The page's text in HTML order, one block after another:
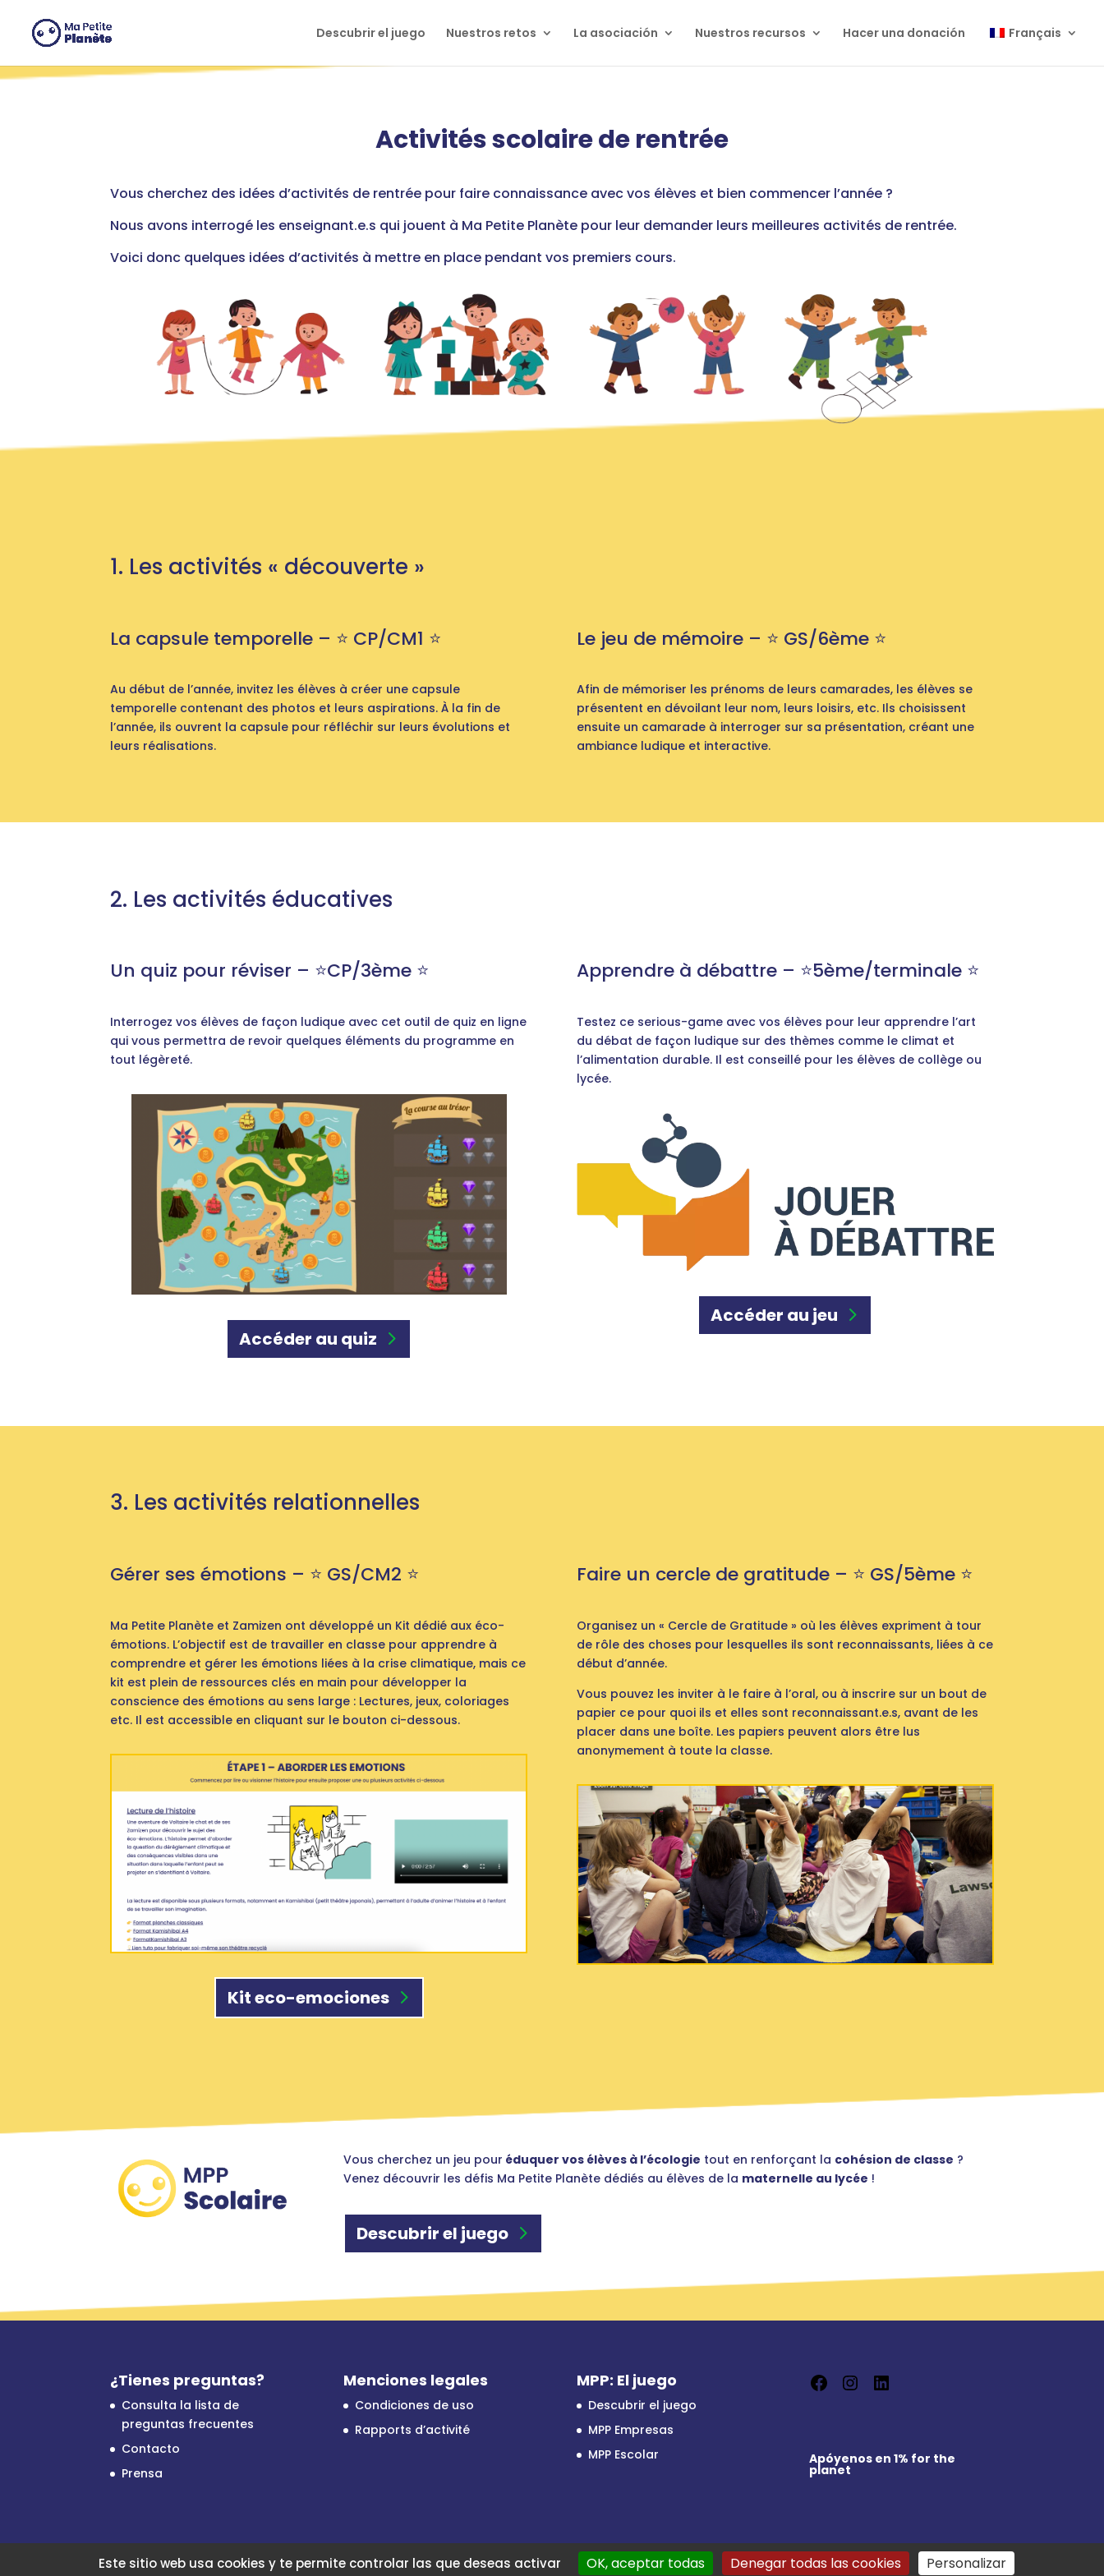
Descubrir el juego Nuestros retos La asociación Nuestros recursos Hacer una donación Français
Activités scolaire de rentrée
Vous cherchez des idées d’activités de rentrée pour faire connaissance avec vos élèves et bien commencer l’année ?
Nous avons interrogé les enseignant.e.s qui jouent à Ma Petite Planète pour leur demander leurs meilleures activités de rentrée.
Voici donc quelques idées d’activités à mettre en place pendant vos premiers cours.
1. Les activités « découverte »
La capsule temporelle – ⭐️ CP/CM1 ⭐️
Au début de l’année, invitez les élèves à créer une capsule
temporelle contenant des photos et leurs aspirations. À la fin de
l’année, ils ouvrent la capsule pour réfléchir sur leurs évolutions et
leurs réalisations.
Le jeu de mémoire – ⭐️ GS/6ème ⭐️
Afin de mémoriser les prénoms de leurs camarades, les élèves se
présentent en dévoilant leur nom, leurs loisirs, etc. Ils choisissent
ensuite un camarade à interroger sur sa présentation, créant une
ambiance ludique et interactive.
2. Les activités éducatives
Un quiz pour réviser – ⭐️CP/3ème ⭐️
Interrogez vos élèves de façon ludique avec cet outil de quiz en ligne
qui vous permettra de revoir quelques éléments du programme en
tout légèreté.
Accéder au quiz
Apprendre à débattre – ⭐️5ème/terminale ⭐️
Testez ce serious-game avec vos élèves pour leur apprendre l’art
du débat de façon ludique sur des thèmes comme le climat et
l’alimentation durable. Il est conseillé pour les élèves de collège ou
lycée.
Accéder au jeu
3. Les activités relationnelles
Gérer ses émotions – ⭐️ GS/CM2 ⭐️
Ma Petite Planète et Zamizen ont développé un Kit dédié aux éco-
émotions. L’objectif est de travailler en classe pour apprendre à
comprendre et gérer les émotions liées à la crise climatique, mais ce
kit est plein de ressources clés en main pour développer la
conscience des émotions au sens large : Lectures, jeux, coloriages
etc. Il est accessible en cliquant sur le bouton ci-dessous.
Kit eco-emociones
Faire un cercle de gratitude – ⭐️ GS/5ème ⭐️
Organisez un « Cercle de Gratitude » où les élèves expriment à tour
de rôle des choses pour lesquelles ils sont reconnaissants, liées à ce
début d’année.
Vous pouvez les inviter à le faire à l’oral, ou à inscrire sur un bout de
papier ce pour quoi ils et elles sont reconnaissant.e.s, avant de les
placer dans une boîte. Les papiers peuvent alors être lus
anonymement à toute la classe.
Vous cherchez un jeu pour éduquer vos élèves à l’écologie tout en renforçant la cohésion de classe ?
Venez découvrir les défis Ma Petite Planète dédiés au élèves de la maternelle au lycée !
Descubrir el juego
¿Tienes preguntas?
Consulta la lista de
preguntas frecuentes
Contacto
Prensa
Menciones legales
Condiciones de uso
Rapports d’activité
MPP: El juego
Descubrir el juego
MPP Empresas
MPP Escolar
FacebookInstagram
Apóyenos en 1% for the
planet
Este sitio web usa cookies y te permite controlar las que deseas activar OK, aceptar todas Denegar todas las cookies Personalizar